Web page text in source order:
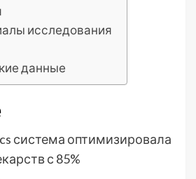
исследования
данные
система оптимизировала
с 85%